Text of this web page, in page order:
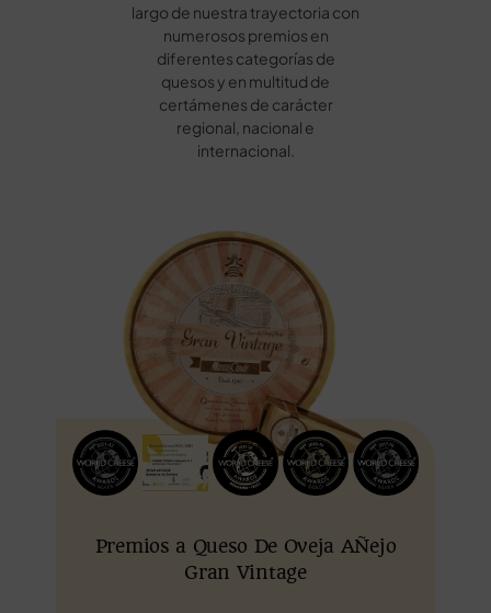
largo de nuestra trayectoria con
numerosos premios en
diferentes categorías de
quesos y en multitud de
certámenes de carácter
regional, nacional e
internacional.
Premios a Queso De Oveja AÑejo
Gran Vintage